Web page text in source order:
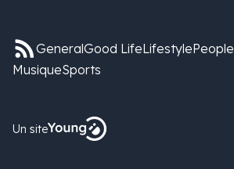
GeneralGood LifeLifestylePeople
MusiqueSports
Un site